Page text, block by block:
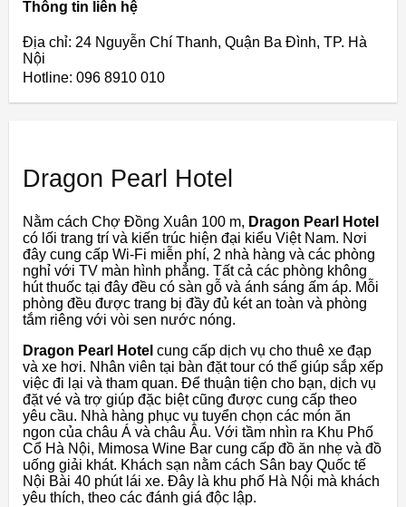
Thông tin liên hệ
Địa chỉ: 24 Nguyễn Chí Thanh, Quận Ba Đình, TP. Hà
Nội
Hotline: 096 8910 010
Dragon Pearl Hotel
Nằm cách Chợ Đồng Xuân 100 m, Dragon Pearl Hotel
có lối trang trí và kiến ​​trúc hiện đại kiểu Việt Nam. Nơi
đây cung cấp Wi-Fi miễn phí, 2 nhà hàng và các phòng
nghỉ với TV màn hình phẳng. Tất cả các phòng không
hút thuốc tại đây đều có sàn gỗ và ánh sáng ấm áp. Mỗi
phòng đều được trang bị đầy đủ két an toàn và phòng
tắm riêng với vòi sen nước nóng.
Dragon Pearl Hotel cung cấp dịch vụ cho thuê xe đạp
và xe hơi. Nhân viên tại bàn đặt tour có thể giúp sắp xếp
việc đi lại và tham quan. Để thuận tiện cho bạn, dịch vụ
đặt vé và trợ giúp đặc biệt cũng được cung cấp theo
yêu cầu. Nhà hàng phục vụ tuyển chọn các món ăn
ngon của châu Á và châu Âu. Với tầm nhìn ra Khu Phố
Cổ Hà Nội, Mimosa Wine Bar cung cấp đồ ăn nhẹ và đồ
uống giải khát. Khách sạn nằm cách Sân bay Quốc tế
Nội Bài 40 phút lái xe. Đây là khu phố Hà Nội mà khách
yêu thích, theo các đánh giá độc lập.